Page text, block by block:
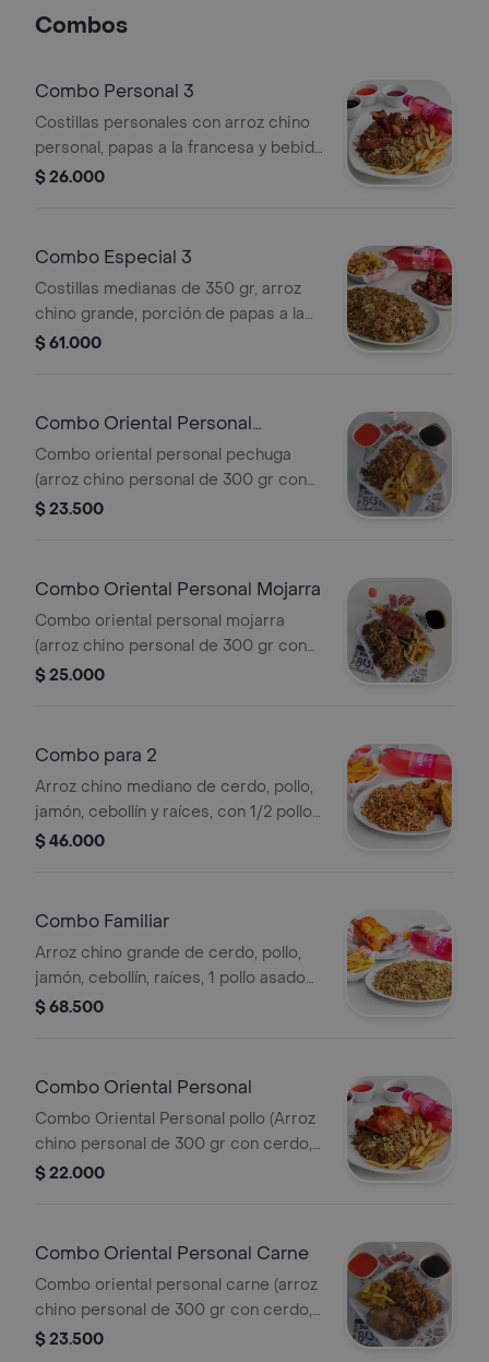
Combos
Combo Personal 3
Costillas personales con arroz chino
personal, papas a la francesa y bebida
a elegir 250 ml.
$ 26.000
Combo Especial 3
Costillas medianas de 350 gr, arroz
chino grande, porción de papas a la
francesa y bebida a elegir, 1 l.)
$ 61.000
Combo Oriental Personal
Pechuga
Combo oriental personal pechuga
(arroz chino personal de 300 gr con
cerdo, pollo, jamón, cebollín y raíces,
165 gramos de pechuga ala plancha.
$ 23.500
Combo Oriental Personal Mojarra
Combo oriental personal mojarra
(arroz chino personal de 300 gr con
cerdo, pollo, jamón, cebollín y raíces,
mojarra frita de 200 gr.
$ 25.000
Combo para 2
Arroz chino mediano de cerdo, pollo,
jamón, cebollín y raíces, con ⁠1/2 pollo
broaster o asado porción de papas a
$ 46.000
Combo Familiar
Arroz chino grande de cerdo, pollo,
jamón, cebollín, raíces, 1 pollo asado
de 1100 gr o pollo Broaster con
$ 68.500
Combo Oriental Personal
Combo Oriental Personal pollo (Arroz
chino personal de 300 gr con cerdo,
pollo, jamón, cebollín y raíces,
$ 22.000
Combo Oriental Personal Carne
Combo oriental personal carne (arroz
chino personal de 300 gr con cerdo,
pollo, jamón, cebollín y raíces,
$ 23.500